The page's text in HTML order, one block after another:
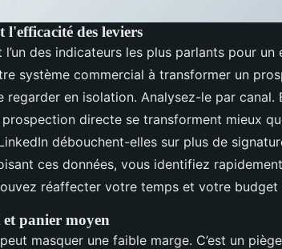
l'efficacité des leviers
des indicateurs les plus parlants pour un
système commercial à transformer un
en isolation. Analysez-le par canal.
directe se transforment mieux
débouchent-elles sur plus de
ces données, vous identifiez
réaffecter votre temps et votre budget
panier moyen
masquer une faible marge. C’est un